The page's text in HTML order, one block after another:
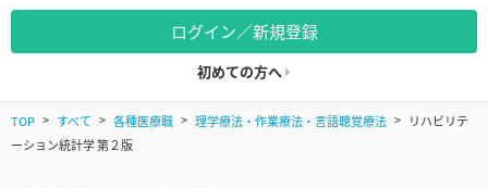
ログイン／新規登録
初めての方へ
TOP すべて 各種医療職 理学療法・作業療法・言語聴覚療法
リハビリテ
ーション統計学 第２版